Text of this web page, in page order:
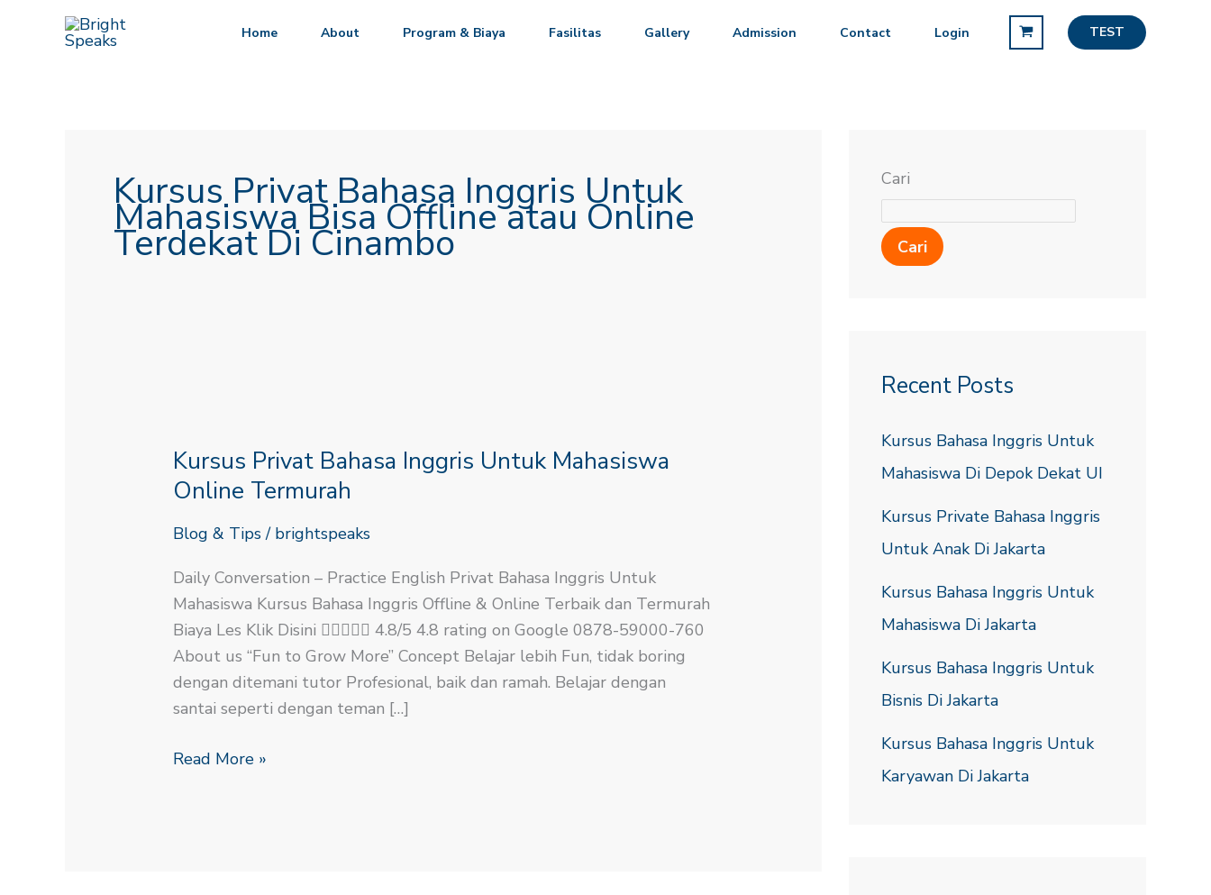
Home About Program & Biaya Fasilitas Gallery Admission Contact Login TEST
Kursus Privat Bahasa Inggris Untuk
Mahasiswa Bisa Offline atau Online
Terdekat Di Cinambo
Kursus Privat Bahasa Inggris Untuk Mahasiswa
Online Termurah
Blog & Tips/ brightspeaks
Daily Conversation – Practice English​ Privat Bahasa Inggris Untuk
Mahasiswa Kursus Bahasa Inggris Offline & Online Terbaik dan Termurah
Biaya Les Klik Disini  4.8/5 4.8 rating on Google 0878-59000-760
About us “Fun to Grow More” Concept Belajar lebih Fun, tidak boring
dengan ditemani tutor Profesional, baik dan ramah. Belajar dengan
santai seperti dengan teman […]
Bahasa
Inggris
Mahasiswa
Termurah
Read More »
Cari
Cari
Recent Posts
Kursus Bahasa Inggris Untuk
Mahasiswa Di Depok Dekat UI
Kursus Private Bahasa Inggris
Untuk Anak Di Jakarta
Kursus Bahasa Inggris Untuk
Mahasiswa Di Jakarta
Kursus Bahasa Inggris Untuk
Bisnis Di Jakarta
Kursus Bahasa Inggris Untuk
Karyawan Di Jakarta